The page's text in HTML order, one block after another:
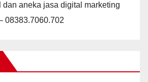
dan aneka jasa digital marketing
08383.7060.702